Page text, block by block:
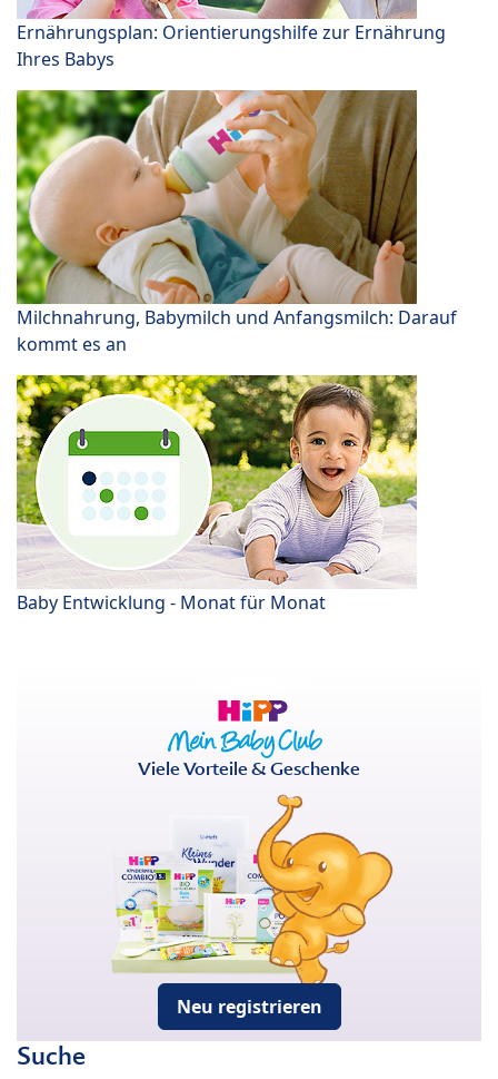
Ernährungsplan: Orientierungshilfe zur Ernährung
Ihres Babys
Milchnahrung, Babymilch und Anfangsmilch: Darauf
kommt es an
Baby Entwicklung - Monat für Monat
Viele Vorteile & Geschenke
Neu registrieren
Suche